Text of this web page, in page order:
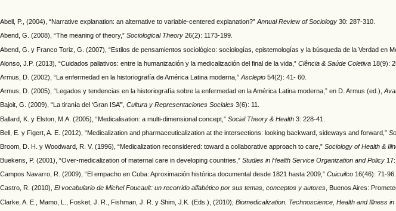
Abell, P., (2004), “Narrative explanation: an alternative to variable-centered explanation?” Annual Review of Sociology 30: 287-310.
Abend, G. (2008), “The meaning of theory,” Sociological Theory 26(2): 1173-199.
Abend, G. y Franco Toriz, G. (2007), “Estilos de pensamientos sociológico: sociologías, epistemologías y la búsqueda de la Verdad en
Alonso, J.P. (2013), “Cuidados paliativos: entre la humanización y la medicalización del final de la vida,” Ciência & Saúde Coletiva 18(9):
Armus, D. (2002), “La enfermedad en la historiografía de América Latina moderna,” Asclepio 54(2): 41- 60.
Armus, D. (2005), “Legados y tendencias en la historiografía sobre la enfermedad en la América Latina moderna,” en D. Armus (ed.),
Bajoit, G. (2009), “La tiranía del ‘Gran ISA’”, Cultura y Representaciones Sociales 3(6): 11.
Ballard, K. y Elston, M.A. (2005), “Medicalisation: a multi-dimensional concept,” Social Theory & Health 3: 228-41.
Bell, E. y Figert, A. E. (2012), “Medicalization and pharmaceuticalization at the intersections: looking backward, sideways and forward,”
Broom, D. H. y Woodward, R. V. (1996), “Medicalization reconsidered: toward a collaborative approach to care,” Sociology of Health &
Buekens, P. (2001), “Over-medicalization of maternal care in developing countries,” Studies in Health Service Organization and Policy
Campos Navarro, R. (2009), “El empacho en Cuba: Aproximación histórica documental desde 1821 hasta 2009,” Cuicuilco 16(46): 71-96.
Castro, R. (2010), El vocabulario de Michel Foucault: un recorrido alfabético por sus temas, conceptos y autores, Buenos Aires:
Clarke, A. E., Mamo, L., Fosket, J. R., Fishman, J. R. y Shim, J.K. (Eds.), (2010), Biomedicalization. Technoscience, Health and Illness in